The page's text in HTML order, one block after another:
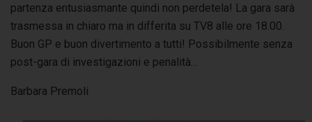
partenza entusiasmante quindi non perdetela! La gara sarà
trasmessa in chiaro ma in differita su TV8 alle ore 18.00.
Buon GP e buon divertimento a tutti! Possibilmente senza
post-gara di investigazioni e penalità…
Barbara Premoli